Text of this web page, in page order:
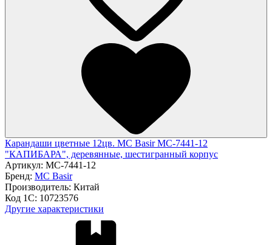
Карандаши цветные 12цв. MC Basir МС-7441-12
"КАПИБАРА", деревянные, шестигранный корпус
Артикул: МС-7441-12
Бренд: MC Basir
Производитель: Китай
Код 1С: 10723576
Другие характеристики